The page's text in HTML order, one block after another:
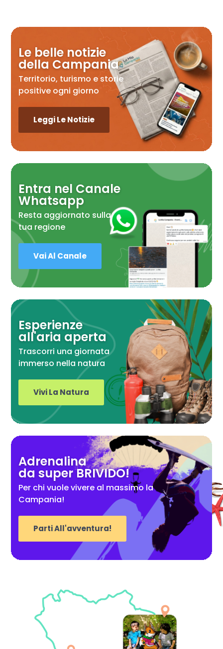
Le belle notizie
della Campania
Territorio, turismo e storie
positive ogni giorno
Leggi Le Notizie
Entra nel Canale
Whatsapp
Resta aggiornato sulla
tua regione
Vai Al Canale
Esperienze
all'aria aperta
Trascorri una giornata
immerso nella natura
Vivi La Natura
Adrenalina
da super BRIVIDO!
Per chi vuole vivere al massimo la
Campania!
Parti All'avventura!